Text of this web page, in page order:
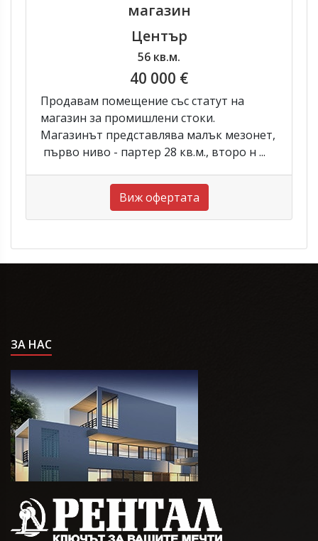
магазин
Център
56 кв.м.
40 000 €
Продавам помещение със статут на
магазин за промишлени стоки.
Магазинът представлява малък мезонет,
първо ниво - партер 28 кв.м., второ н ...
Виж офертата
ЗА НАС